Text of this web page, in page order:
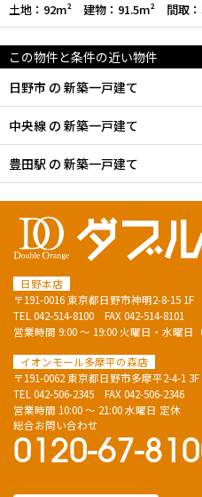
土地：92m² 建物：91.5m² 間取
この物件と条件の近い物件
日野市 の 新築一戸建て
中央線 の 新築一戸建て
豊田駅 の 新築一戸建て
日野本店
〒191-0016 東京都日野市神明2-8-15 1F
TEL 042-514-8100 FAX 042-514-8101
営業時間 9:00 ～ 19:00 火曜日・水曜日
イオンモール多摩平の森店
〒191-0062 東京都日野市多摩平2-4-1 3F
TEL 042-506-2345 FAX 042-506-2346
営業時間 10:00 ～ 21:00 水曜日 定休
総合お問い合わせ
0120-67-